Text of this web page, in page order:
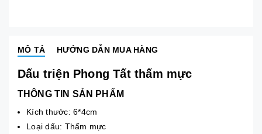
MÔ TẢ HƯỚNG DẪN MUA HÀNG
Dấu triện Phong Tất thấm mực
THÔNG TIN SẢN PHẨM
Kích thước: 6*4cm
Loại dấu: Thấm mực